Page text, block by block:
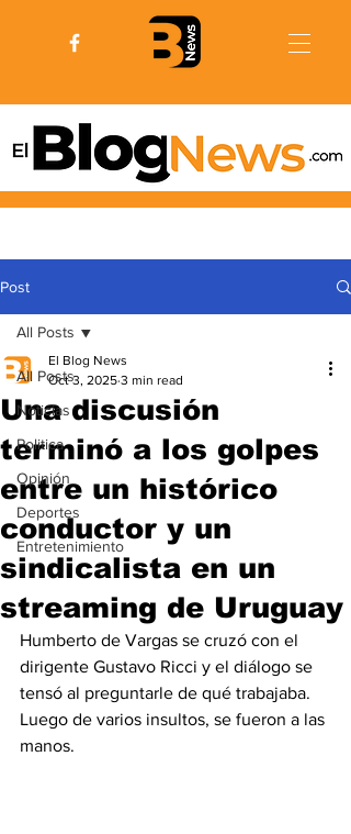
Post
All Posts
Noticias
Politica
Opinión
Deportes
Entretenimiento
All Posts
Una discusión
terminó a los golpes
entre un histórico
conductor y un
sindicalista en un
streaming de Uruguay
El Blog News
Oct 3, 2025 3 min read
Humberto de Vargas se cruzó con el
dirigente Gustavo Ricci y el diálogo se
tensó al preguntarle de qué trabajaba.
Luego de varios insultos, se fueron a las
manos.